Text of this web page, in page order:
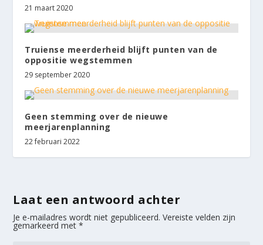
21 maart 2020
Truiense meerderheid blijft punten van de
oppositie wegstemmen
29 september 2020
Geen stemming over de nieuwe
meerjarenplanning
22 februari 2022
Laat een antwoord achter
Je e-mailadres wordt niet gepubliceerd. Vereiste velden zijn
gemarkeerd met*